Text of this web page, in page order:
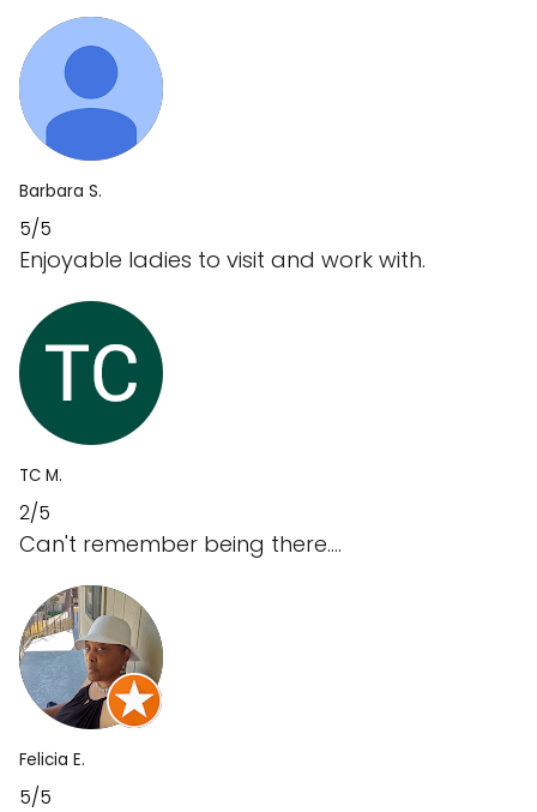
Barbara S.
5/5
Enjoyable ladies to visit and work with.
TC M.
2/5
Can't remember being there....
Felicia E.
5/5